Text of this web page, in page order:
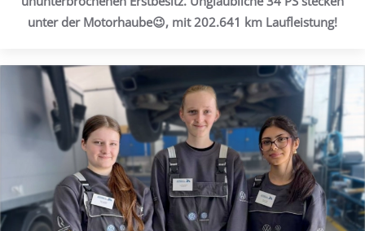
unter der Motorhaube😉, mit 202.641 km Laufleistung!